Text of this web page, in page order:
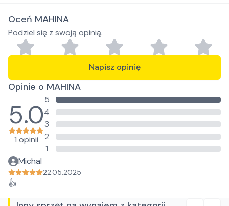
Oceń MAHINA
Podziel się z swoją opinią.
Napisz opinię
Opinie o MAHINA
5.0
1 opinii
5
4
3
2
1
Michal
22.05.2025
👍